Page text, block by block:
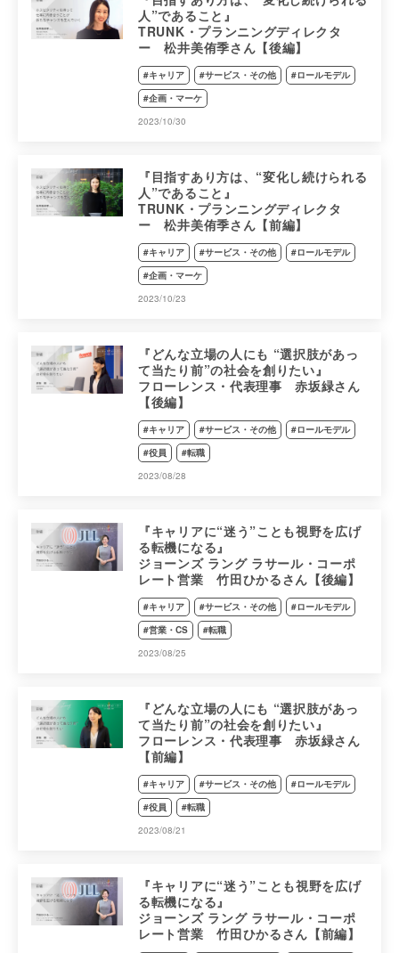
人”であること』
TRUNK・プランニングディレクタ
ー 松井美侑季さん【後編】
#キャリア #サービス・その他
#ロールモデル
#企画・マーケ
2023/10/30
『目指すあり方は、“変化し続けられる
人”であること』
TRUNK・プランニングディレクタ
ー 松井美侑季さん【前編】
#キャリア #サービス・その他
#ロールモデル
#企画・マーケ
2023/10/23
『どんな立場の人にも “選択肢があっ
て当たり前”の社会を創りたい』
フローレンス・代表理事 赤坂緑さん
【後編】
#キャリア #サービス・その他
#ロールモデル
#役員
#転職
2023/08/28
『キャリアに“迷う”ことも視野を広げ
る転機になる』
ジョーンズ ラング ラサール・コーポ
レート営業 竹田ひかるさん【後編】
#キャリア #サービス・その他
#ロールモデル
#営業・CS
#転職
2023/08/25
『どんな立場の人にも “選択肢があっ
て当たり前”の社会を創りたい』
フローレンス・代表理事 赤坂緑さん
【前編】
#キャリア #サービス・その他
#ロールモデル
#役員
#転職
2023/08/21
『キャリアに“迷う”ことも視野を広げ
る転機になる』
ジョーンズ ラング ラサール・コーポ
レート営業 竹田ひかるさん【前編】